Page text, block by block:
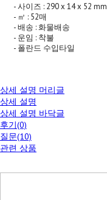
- 사이즈 : 290 x 14 x 52 mm
- ㎡ : 52매
- 배송 : 화물배송
- 운임 : 착불
- 폴란드 수입타일
상세 설명 머리글
상세 설명
상세 설명 바닥글
후기(0)
질문(10)
관련 상품